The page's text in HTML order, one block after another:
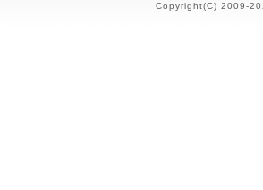
Copyright(C) 2009-